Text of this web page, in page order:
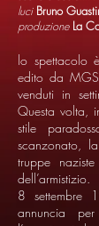
luci Bruno
produzione La
lo spettacolo
edito da
venduti in
Questa volta,
stile
scanzonato,
truppe
dell’armistizio.
8 settembre
annuncia